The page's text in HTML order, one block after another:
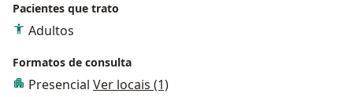
Pacientes que trato
Adultos
Formatos de consulta
Presencial Ver locais (1)